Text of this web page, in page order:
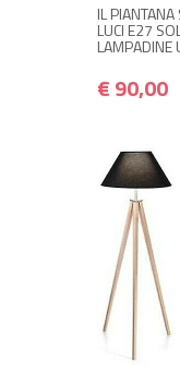
IL
LUCI E27
LAMPADINE
€ 90,00